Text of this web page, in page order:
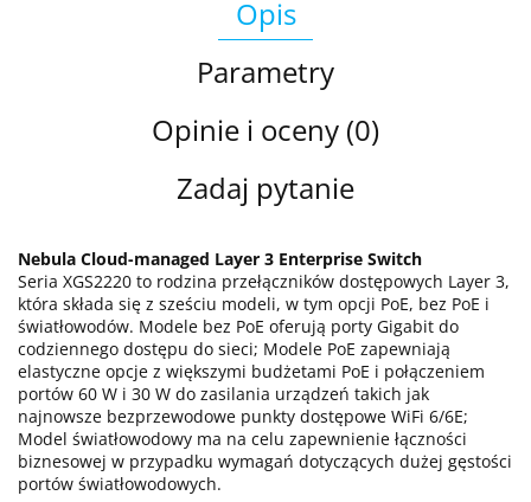
Opis
Parametry
Opinie i oceny (0)
Zadaj pytanie
Nebula Cloud-managed Layer 3 Enterprise Switch
Seria XGS2220 to rodzina przełączników dostępowych Layer 3,
która składa się z sześciu modeli, w tym opcji PoE, bez PoE i
światłowodów. Modele bez PoE oferują porty Gigabit do
codziennego dostępu do sieci; Modele PoE zapewniają
elastyczne opcje z większymi budżetami PoE i połączeniem
portów 60 W i 30 W do zasilania urządzeń takich jak
najnowsze bezprzewodowe punkty dostępowe WiFi 6/6E;
Model światłowodowy ma na celu zapewnienie łączności
biznesowej w przypadku wymagań dotyczących dużej gęstości
portów światłowodowych.